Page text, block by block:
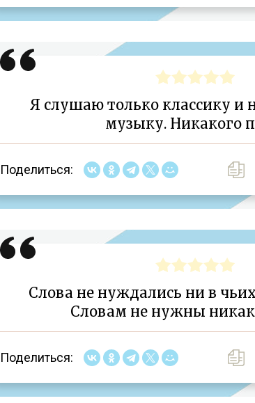
Я слушаю только классику и
музыку. Никакого
Поделиться:
Слова не нуждались ни в
Словам не нужны
Поделиться: